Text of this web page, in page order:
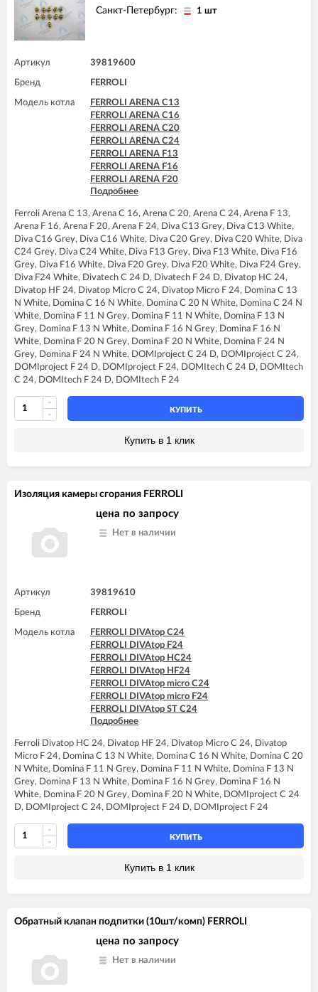
FERROLI DIVAtop ST F32
Санкт-Петербург: 1 шт
Артикул 39819600
Бренд FERROLI
Модель котла
FERROLI ARENA C13
FERROLI ARENA C16
FERROLI ARENA C20
FERROLI ARENA C24
FERROLI ARENA F13
FERROLI ARENA F16
FERROLI ARENA F20
FERROLI ARENA F24
FERROLI DIVA C16
FERROLI DIVA C20
FERROLI DIVA C24
FERROLI DIVA F13
FERROLI DIVA F16
FERROLI DIVA F20
FERROLI DIVA F24
FERROLI DIVA HC24
FERROLI DIVA HF24
FERROLI DIVAproject F24
FERROLI DIVAtech C24 D
FERROLI DIVAtech D F24
FERROLI DIVAtech D HF24
FERROLI DIVAtech F24 D
FERROLI DIVAtop C24
FERROLI DIVAtop F24
FERROLI DIVAtop HC24
FERROLI DIVAtop HF24
FERROLI DIVAtop micro C24
FERROLI DOMINA C13 N
FERROLI DOMINA C16 N
FERROLI DOMINA C24 N
FERROLI DOMINA F24 N
FERROLI DOMIproject C24 D
FERROLI DOMIproject F24
FERROLI DOMIproject F24 D
FERROLI DOMItech C24
FERROLI DOMItech C24 D
FERROLI DOMItech F24
FERROLI DOMItech F24 D
Подробнее
Ferroli Arena C 13, Arena C 16, Arena C 20, Arena C 24, Arena F 13,
Arena F 16, Arena F 20, Arena F 24, Diva C13 Grey, Diva C13 White,
Diva C16 Grey, Diva C16 White, Diva C20 Grey, Diva C20 White, Diva
C24 Grey, Diva C24 White, Diva F13 Grey, Diva F13 White, Diva F16
Grey, Diva F16 White, Diva F20 Grey, Diva F20 White, Diva F24 Grey,
Diva F24 White, Divatech C 24 D, Divatech F 24 D, Divatop HC 24,
Divatop HF 24, Divatop Micro C 24, Divatop Micro F 24, Domina C 13
N White, Domina C 16 N White, Domina C 20 N White, Domina C 24 N
White, Domina F 11 N Grey, Domina F 11 N White, Domina F 13 N
Grey, Domina F 13 N White, Domina F 16 N Grey, Domina F 16 N
White, Domina F 20 N Grey, Domina F 20 N White, Domina F 24 N
Grey, Domina F 24 N White, DOMIproject C 24 D, DOMIproject C 24,
DOMIproject F 24 D, DOMIproject F 24, DOMItech C 24 D, DOMItech
C 24, DOMItech F 24 D, DOMItech F 24
КУПИТЬ
Купить в 1 клик
Изоляция камеры сгорания FERROLI
цена по запросу
Нет в наличии
Артикул 39819610
Бренд FERROLI
Модель котла
FERROLI DIVAtop C24
FERROLI DIVAtop F24
FERROLI DIVAtop HC24
FERROLI DIVAtop HF24
FERROLI DIVAtop micro C24
FERROLI DIVAtop micro F24
FERROLI DIVAtop ST C24
FERROLI DIVAtop ST F24
FERROLI DOMINA C16 N
FERROLI DOMINA C20 N
FERROLI DOMINA F13 N
FERROLI DOMINA F16 N
FERROLI DOMINA F20 N
FERROLI DOMINA F24 N
FERROLI DOMIproject C24
FERROLI DOMIproject C24 D
FERROLI DOMIproject F24
FERROLI DOMIproject F24 D
Подробнее
Ferroli Divatop HC 24, Divatop HF 24, Divatop Micro C 24, Divatop
Micro F 24, Domina C 13 N White, Domina C 16 N White, Domina C 20
N White, Domina F 11 N Grey, Domina F 11 N White, Domina F 13 N
Grey, Domina F 13 N White, Domina F 16 N Grey, Domina F 16 N
White, Domina F 20 N Grey, Domina F 20 N White, DOMIproject C 24
D, DOMIproject C 24, DOMIproject F 24 D, DOMIproject F 24
КУПИТЬ
Купить в 1 клик
Обратный клапан подпитки (10шт/комп) FERROLI
цена по запросу
Нет в наличии